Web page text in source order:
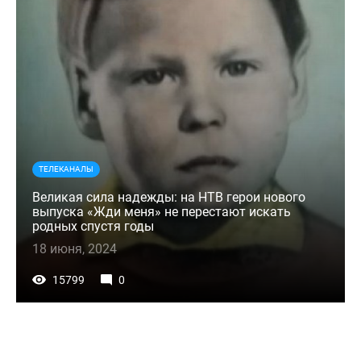
ТЕЛЕКАНАЛЫ
Великая сила надежды: на НТВ герои нового
выпуска «Жди меня» не перестают искать
родных спустя годы
18 июня, 2024
15799 0